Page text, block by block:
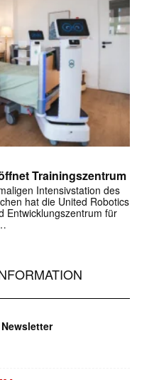
Trainingszentrum
Intensivstation des
hat die United Robotics
Entwicklungszentrum für